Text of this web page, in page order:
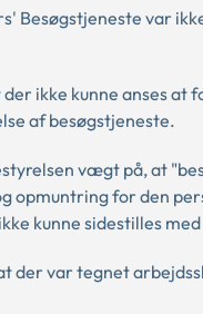
Besøgstjeneste var
ikke kunne anses at
af besøgstjeneste.
vægt på, at
opmuntring for den
kunne sidestilles
der var tegnet